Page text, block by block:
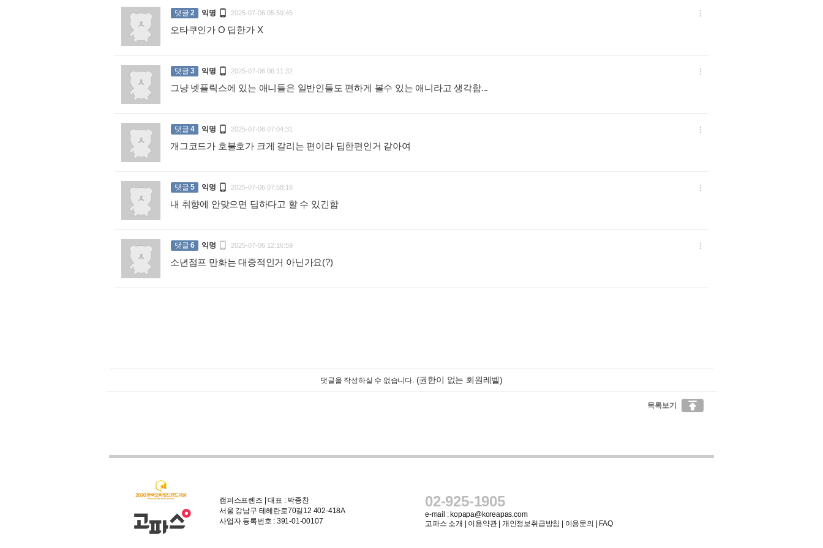
댓글2 익명  2025-07-06 05:59:45
오타쿠인가 O 딥한가 X

댓글3 익명  2025-07-06 06:11:32
그냥 넷플릭스에 있는 애니들은 일반인들도 편하게 볼수 있는 애니라고 생각함...

댓글4 익명  2025-07-06 07:04:31
개그코드가 호불호가 크게 갈리는 편이라 딥한편인거 같아여

댓글5 익명  2025-07-06 07:58:16
내 취향에 안맞으면 딥하다고 할 수 있긴함

댓글6 익명  2025-07-06 12:16:59
소년점프 만화는 대중적인거 아닌가요(?)

댓글을 작성하실 수 없습니다. (권한이 없는 회원레벨)
목록보기 
캠퍼스프렌즈 | 대표 : 박종찬
서울 강남구 테헤란로70길12 402-418A
사업자 등록번호 : 391-01-00107
02-925-1905
e-mail : kopapa@koreapas.com
고파스 소개
이용약관| 개인정보취급방침 이용문의 FAQ